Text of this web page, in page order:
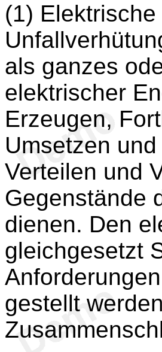
(1)
als ganzes
elektrischer
Erzeugen,
Umsetzen
Verteilen und
Gegenstände
dienen. Den
gleichgesetzt
gestellt